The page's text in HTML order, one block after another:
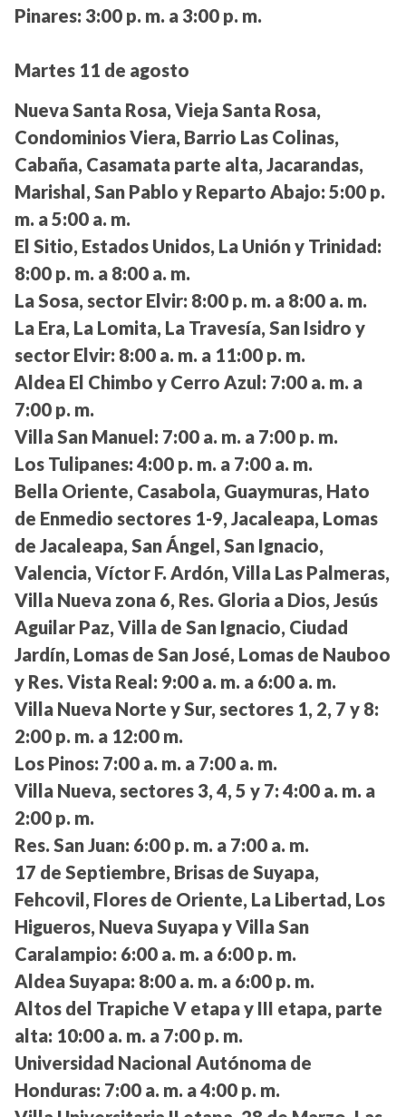
Pinares: 3:00 p. m. a 3:00 p. m.
Martes 11 de agosto
Nueva Santa Rosa, Vieja Santa Rosa,
Condominios Viera, Barrio Las Colinas,
Cabaña, Casamata parte alta, Jacarandas,
Marishal, San Pablo y Reparto Abajo: 5:00 p.
m. a 5:00 a. m.
El Sitio, Estados Unidos, La Unión y Trinidad:
8:00 p. m. a 8:00 a. m.
La Sosa, sector Elvir: 8:00 p. m. a 8:00 a. m.
La Era, La Lomita, La Travesía, San Isidro y
sector Elvir: 8:00 a. m. a 11:00 p. m.
Aldea El Chimbo y Cerro Azul: 7:00 a. m. a
7:00 p. m.
Villa San Manuel: 7:00 a. m. a 7:00 p. m.
Los Tulipanes: 4:00 p. m. a 7:00 a. m.
Bella Oriente, Casabola, Guaymuras, Hato
de Enmedio sectores 1-9, Jacaleapa, Lomas
de Jacaleapa, San Ángel, San Ignacio,
Valencia, Víctor F. Ardón, Villa Las Palmeras,
Villa Nueva zona 6, Res. Gloria a Dios, Jesús
Aguilar Paz, Villa de San Ignacio, Ciudad
Jardín, Lomas de San José, Lomas de Nauboo
y Res. Vista Real: 9:00 a. m. a 6:00 a. m.
Villa Nueva Norte y Sur, sectores 1, 2, 7 y 8:
2:00 p. m. a 12:00 m.
Los Pinos: 7:00 a. m. a 7:00 a. m.
Villa Nueva, sectores 3, 4, 5 y 7: 4:00 a. m. a
2:00 p. m.
Res. San Juan: 6:00 p. m. a 7:00 a. m.
17 de Septiembre, Brisas de Suyapa,
Fehcovil, Flores de Oriente, La Libertad, Los
Higueros, Nueva Suyapa y Villa San
Caralampio: 6:00 a. m. a 6:00 p. m.
Aldea Suyapa: 8:00 a. m. a 6:00 p. m.
Altos del Trapiche V etapa y III etapa, parte
alta: 10:00 a. m. a 7:00 p. m.
Universidad Nacional Autónoma de
Honduras: 7:00 a. m. a 4:00 p. m.